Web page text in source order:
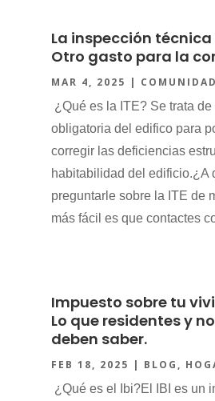
La inspección técnica
Otro gasto para la
MAR 4, 2025 |
¿Qué es la ITE? Se trata
obligatoria del edifico para
corregir las deficiencias
habitabilidad del edificio.¿A
preguntarle sobre la ITE de
más fácil es que contactes
Impuesto sobre tu
Lo que residentes y
deben saber.
FEB 18, 2025 | BLOG ,
¿Qué es el Ibi?El IBI es un